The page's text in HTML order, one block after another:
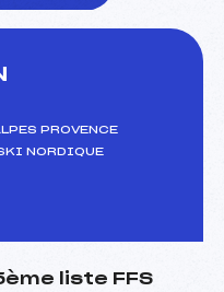
PROVENCE
NORDIQUE
liste FFS